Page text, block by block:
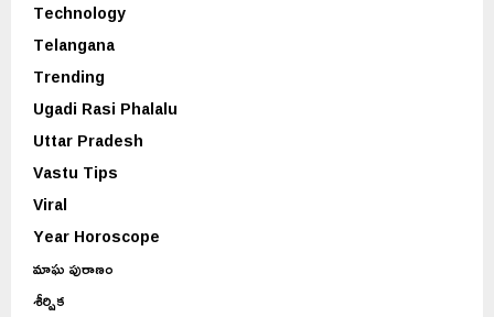
Technology
Telangana
Trending
Ugadi Rasi Phalalu
Uttar Pradesh
Vastu Tips
Viral
Year Horoscope
మాఘ పురాణం
శీర్షిక